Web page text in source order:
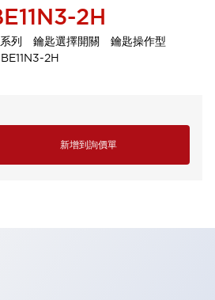
2H
列 鑰匙選擇開關 鑰匙操作型
2H
新增到詢價單